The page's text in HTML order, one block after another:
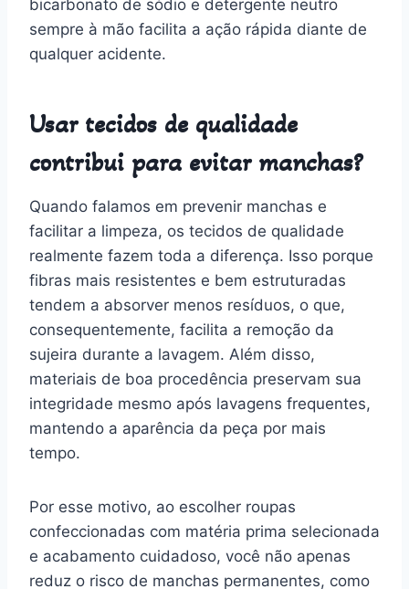
bicarbonato de sódio e detergente neutro
sempre à mão facilita a ação rápida diante de
qualquer acidente.
Usar tecidos de qualidade
contribui para evitar manchas?
Quando falamos em prevenir manchas e
facilitar a limpeza, os tecidos de qualidade
realmente fazem toda a diferença. Isso porque
fibras mais resistentes e bem estruturadas
tendem a absorver menos resíduos, o que,
consequentemente, facilita a remoção da
sujeira durante a lavagem. Além disso,
materiais de boa procedência preservam sua
integridade mesmo após lavagens frequentes,
mantendo a aparência da peça por mais
tempo.
Por esse motivo, ao escolher roupas
confeccionadas com matéria prima selecionada
e acabamento cuidadoso, você não apenas
reduz o risco de manchas permanentes, como